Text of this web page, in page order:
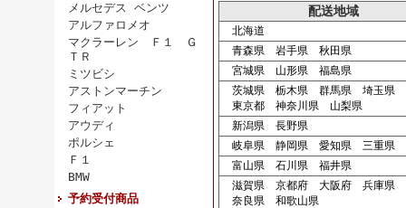
メルセデス ベンツ
アルファロメオ
マクラーレン Ｆ１ Ｇ
ＴＲ
ミツビシ
アストンマーチン
フィアット
アウディ
ポルシェ
Ｆ１
BMW
予約受付商品
配送地域
北海道
青森県 岩手県 秋田県
宮城県 山形県 福島県
茨城県 栃木県 群馬県 埼玉県
東京都 神奈川県 山梨県
新潟県 長野県
岐阜県 静岡県 愛知県 三重県
富山県 石川県 福井県
滋賀県 京都府 大阪府 兵庫県
奈良県 和歌山県